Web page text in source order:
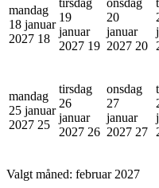
mandag
18 januar
2027 18
19
januar
2027 19
20
januar
2027 20
mandag
25 januar
2027 25
tirsdag
26
januar
2027 26
onsdag
27
januar
2027 27
Valgt måned: februar 2027